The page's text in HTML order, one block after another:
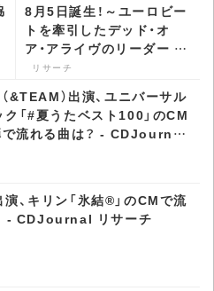
8月5日誕生！～ユーロビー
トを牽引したデッド・オ
ア・アライヴのリーダー ピ
ート・バーンズ -
CDJournal リサーチ
リサーチ
&TEAM）出演、ユニバーサル
ク「#夏うたベスト100」のCM
で流れる曲は？ - CDJournal
、キリン「氷結®」のCMで流
- CDJournal リサーチ